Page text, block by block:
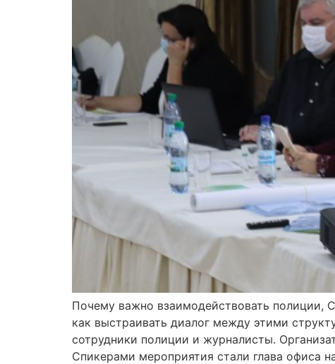
Почему важно взаимодействовать полиции,
как выстраивать диалог между этими
сотрудники полиции и журналисты.
Спикерами мероприятия стали глава офиса